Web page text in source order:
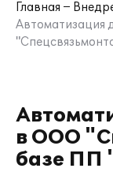
Главная
Автоматизация
в ООО
базе ПП